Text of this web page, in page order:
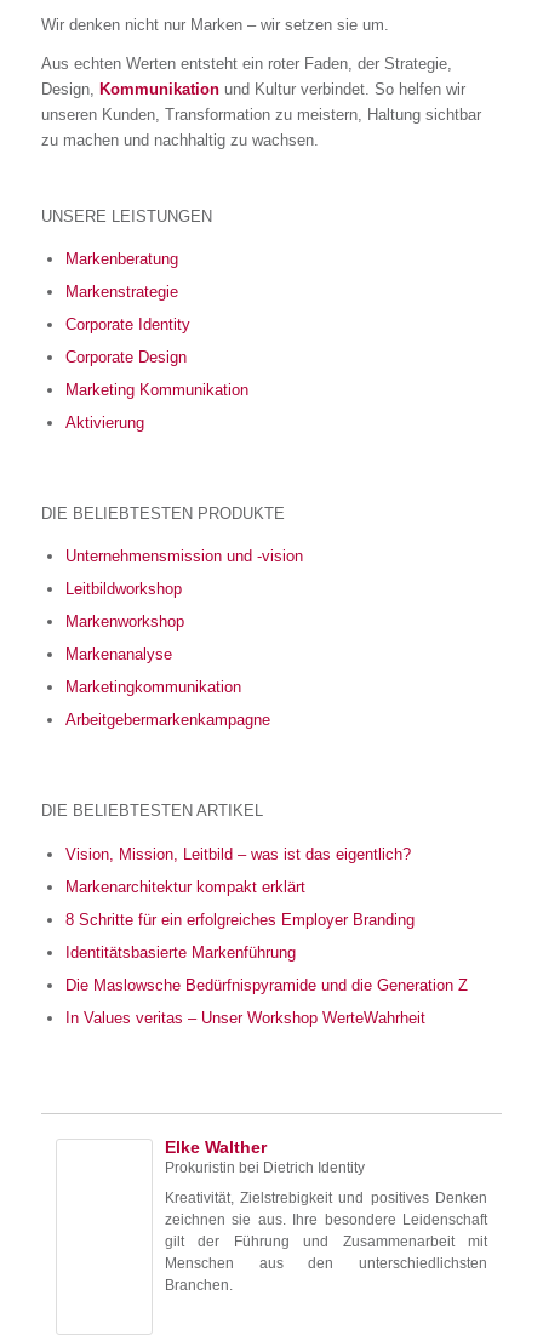
Wir denken nicht nur Marken – wir setzen sie um.
Aus echten Werten entsteht ein roter Faden, der Strategie,
Design, Kommunikationund Kultur verbindet. So helfen wir
unseren Kunden, Transformation zu meistern, Haltung sichtbar
zu machen und nachhaltig zu wachsen.
UNSERE LEISTUNGEN
Markenberatung
Markenstrategie
Corporate Identity
Corporate Design
Marketing Kommunikation
Aktivierung
DIE BELIEBTESTEN PRODUKTE
Unternehmensmission und -vision
Leitbildworkshop
Markenworkshop
Markenanalyse
Marketingkommunikation
Arbeitgebermarkenkampagne
DIE BELIEBTESTEN ARTIKEL
Vision, Mission, Leitbild – was ist das eigentlich?
Markenarchitektur kompakt erklärt
8 Schritte für ein erfolgreiches Employer Branding
Identitätsbasierte Markenführung
Die Maslowsche Bedürfnispyramide und die Generation Z
In Values veritas – Unser Workshop WerteWahrheit
Elke Walther
Prokuristin bei Dietrich Identity
Kreativität, Zielstrebigkeit und positives Denken
zeichnen sie aus. Ihre besondere Leidenschaft
gilt der Führung und Zusammenarbeit mit
Menschen aus den unterschiedlichsten
Branchen.